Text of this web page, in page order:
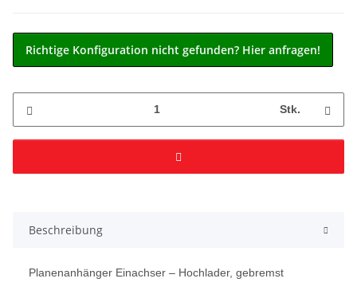
Richtige Konfiguration nicht gefunden? Hier anfragen!
Stk.
Beschreibung
Planenanhänger Einachser – Hochlader, gebremst